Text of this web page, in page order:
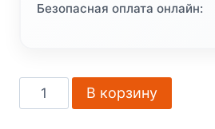
Безопасная оплата онлайн:
Количество
товара
В корзину